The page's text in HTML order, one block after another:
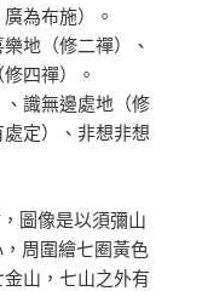
為布施）。
地（修二禪）、
四禪）。
識無邊處地（修
定）、非想非想
圖像是以須彌山
周圍繪七圈黃色
山，七山之外有